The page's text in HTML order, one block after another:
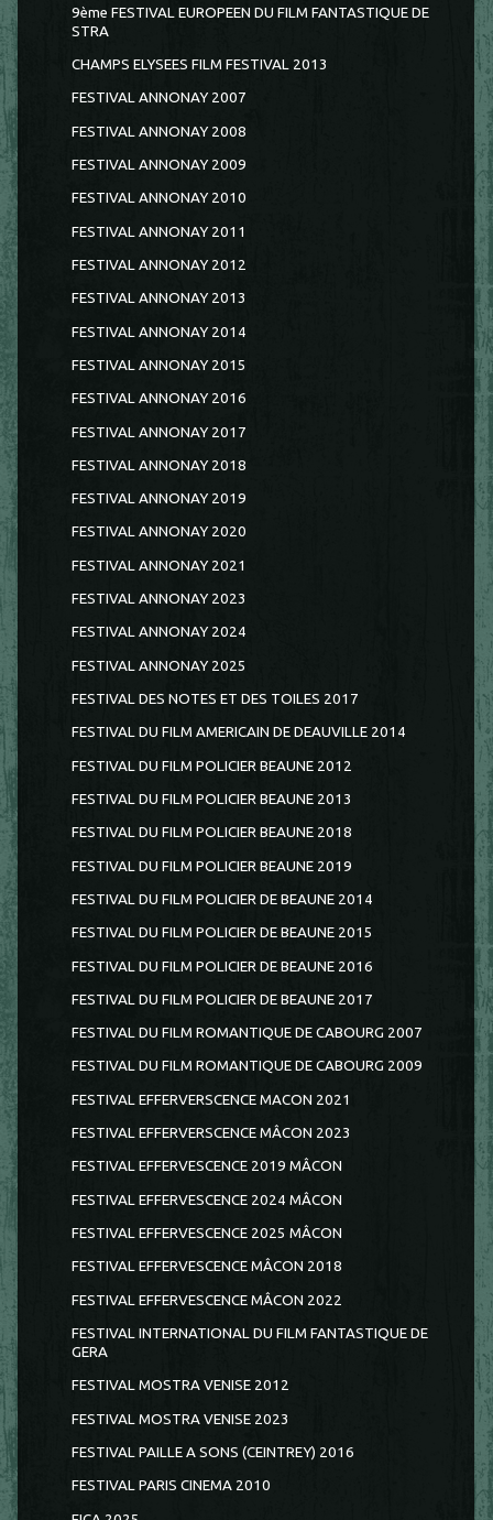
9ème FESTIVAL EUROPEEN DU FILM FANTASTIQUE DE
STRA
CHAMPS ELYSEES FILM FESTIVAL 2013
FESTIVAL ANNONAY 2007
FESTIVAL ANNONAY 2008
FESTIVAL ANNONAY 2009
FESTIVAL ANNONAY 2010
FESTIVAL ANNONAY 2011
FESTIVAL ANNONAY 2012
FESTIVAL ANNONAY 2013
FESTIVAL ANNONAY 2014
FESTIVAL ANNONAY 2015
FESTIVAL ANNONAY 2016
FESTIVAL ANNONAY 2017
FESTIVAL ANNONAY 2018
FESTIVAL ANNONAY 2019
FESTIVAL ANNONAY 2020
FESTIVAL ANNONAY 2021
FESTIVAL ANNONAY 2023
FESTIVAL ANNONAY 2024
FESTIVAL ANNONAY 2025
FESTIVAL DES NOTES ET DES TOILES 2017
FESTIVAL DU FILM AMERICAIN DE DEAUVILLE 2014
FESTIVAL DU FILM POLICIER BEAUNE 2012
FESTIVAL DU FILM POLICIER BEAUNE 2013
FESTIVAL DU FILM POLICIER BEAUNE 2018
FESTIVAL DU FILM POLICIER BEAUNE 2019
FESTIVAL DU FILM POLICIER DE BEAUNE 2014
FESTIVAL DU FILM POLICIER DE BEAUNE 2015
FESTIVAL DU FILM POLICIER DE BEAUNE 2016
FESTIVAL DU FILM POLICIER DE BEAUNE 2017
FESTIVAL DU FILM ROMANTIQUE DE CABOURG 2007
FESTIVAL DU FILM ROMANTIQUE DE CABOURG 2009
FESTIVAL EFFERVERSCENCE MACON 2021
FESTIVAL EFFERVERSCENCE MÂCON 2023
FESTIVAL EFFERVESCENCE 2019 MÂCON
FESTIVAL EFFERVESCENCE 2024 MÂCON
FESTIVAL EFFERVESCENCE 2025 MÂCON
FESTIVAL EFFERVESCENCE MÂCON 2018
FESTIVAL EFFERVESCENCE MÂCON 2022
FESTIVAL INTERNATIONAL DU FILM FANTASTIQUE DE
GERA
FESTIVAL MOSTRA VENISE 2012
FESTIVAL MOSTRA VENISE 2023
FESTIVAL PAILLE A SONS (CEINTREY) 2016
FESTIVAL PARIS CINEMA 2010